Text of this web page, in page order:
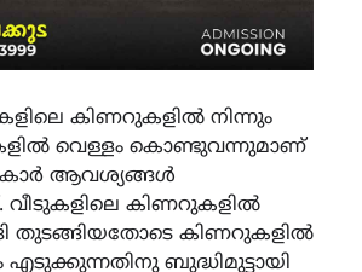
കിണറുകളിൽ നിന്നും
വെള്ളം കൊണ്ടുവന്നുമാണ്
ആവശ്യങ്ങൾ
വീടുകളിലെ കിണറുകളിൽ
തുടങ്ങിയതോടെ കിണറുകളിൽ
എടുക്കുന്നതിനു ബുദ്ധിമുട്ടായി